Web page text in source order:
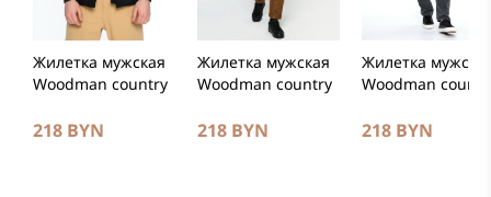
Жилетка мужская
Woodman country
218 BYN
Жилетка мужская
Woodman country
218 BYN
Жилетка
Woodman
218 BYN